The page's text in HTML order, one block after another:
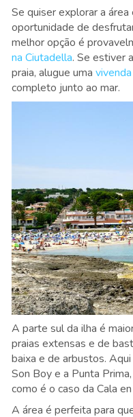
Se quiser explorar a
oportunidade de
melhor opção é
na Ciutadella. Se estiver
praia, alugue uma
completo junto ao mar.
A parte sul da ilha é
praias extensas e de
baixa e de arbustos.
Son Boy e a Punta
como é o caso da Cala
A área é perfeita para